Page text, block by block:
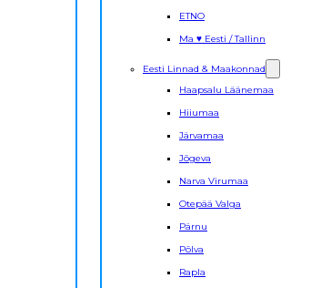
ETNO
Ma ♥ Eesti / Tallinn
Eesti Linnad & Maakonnad
Haapsalu Läänemaa
Hiiumaa
Järvamaa
Jõgeva
Narva Virumaa
Otepää Valga
Pärnu
Põlva
Rapla